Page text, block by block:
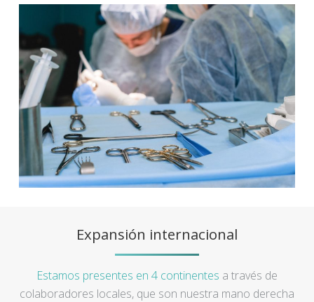
Expansión internacional
Estamos presentes en 4 continentes a través de
colaboradores locales, que son nuestra mano derecha